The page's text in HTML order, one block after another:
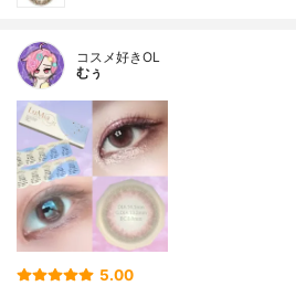
コスメ好きOL
むぅ
5.00